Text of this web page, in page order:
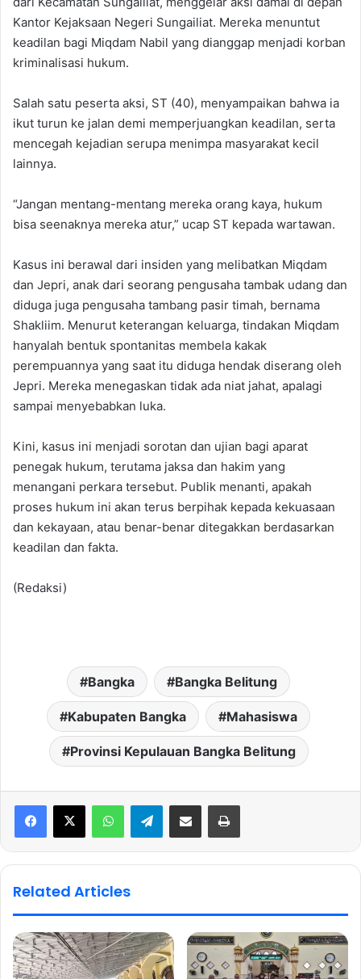
Kantor Kejaksaan Negeri Sungailiat. Mereka menuntut
keadilan bagi Miqdam Nabil yang dianggap menjadi korban
kriminalisasi hukum.
Salah satu peserta aksi, ST (40), menyampaikan bahwa ia
ikut turun ke jalan demi memperjuangkan keadilan, serta
mencegah kejadian serupa menimpa masyarakat kecil
lainnya.
“Jangan mentang-mentang mereka orang kaya, hukum
bisa seenaknya mereka atur,” ucap ST kepada wartawan.
Kasus ini berawal dari insiden yang melibatkan Miqdam
dan Jepri, anak dari seorang pengusaha tambak udang dan
diduga juga pengusaha tambang pasir timah, bernama
Shakliim. Menurut keterangan keluarga, tindakan Miqdam
hanyalah bentuk spontanitas membela kakak
perempuannya yang saat itu diduga hendak diserang oleh
Jepri. Mereka menegaskan tidak ada niat jahat, apalagi
sampai menyebabkan luka.
Kini, kasus ini menjadi sorotan dan ujian bagi aparat
penegak hukum, terutama jaksa dan hakim yang
menangani perkara tersebut. Publik menanti, apakah
proses hukum ini akan terus berpihak kepada kekuasaan
dan kekayaan, atau benar-benar ditegakkan berdasarkan
keadilan dan fakta.
(Redaksi)
Bangka Bangka Belitung
Kabupaten Bangka Mahasiswa
Provinsi Kepulauan Bangka Belitung
WhatsAppTelegramShare via Email Print
Related Articles